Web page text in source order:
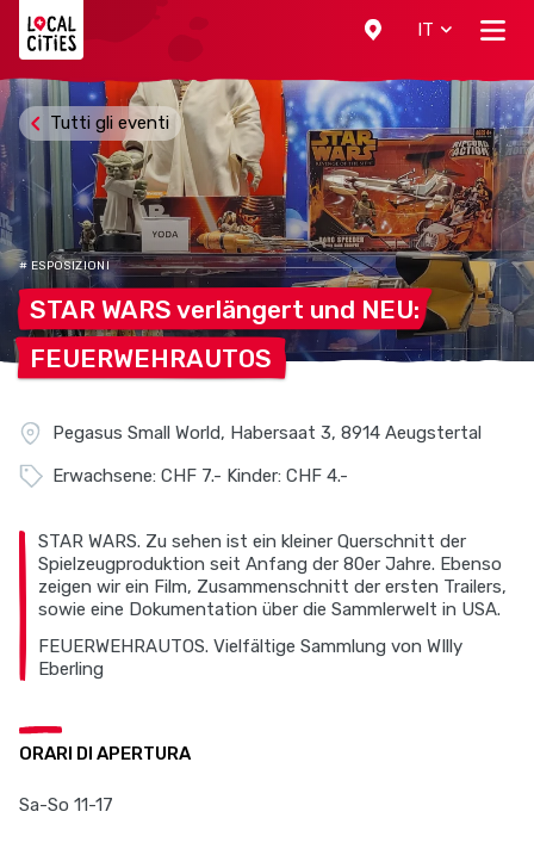
IT
Tutti gli eventi
# ESPOSIZIONI
STAR WARS verlängert und NEU:
FEUERWEHRAUTOS
Pegasus Small World, Habersaat 3, 8914 Aeugstertal
Erwachsene: CHF 7.- Kinder: CHF 4.-
STAR WARS. Zu sehen ist ein kleiner Querschnitt der
Spielzeugproduktion seit Anfang der 80er Jahre. Ebenso
zeigen wir ein Film, Zusammenschnitt der ersten Trailers,
sowie eine Dokumentation über die Sammlerwelt in USA.
FEUERWEHRAUTOS. Vielfältige Sammlung von WIlly
Eberling
ORARI DI APERTURA
Sa-So 11-17